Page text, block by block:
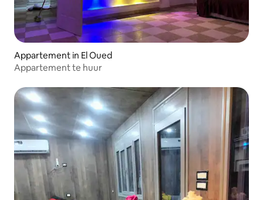
Appartement in El Oued
Appartement te huur